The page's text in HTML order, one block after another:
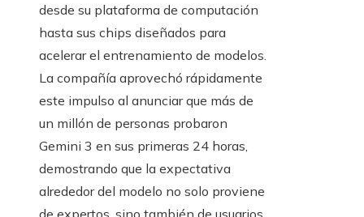
desde su plataforma de computación
hasta sus chips diseñados para
acelerar el entrenamiento de modelos.
La compañía aprovechó rápidamente
este impulso al anunciar que más de
un millón de personas probaron
Gemini 3 en sus primeras 24 horas,
demostrando que la expectativa
alrededor del modelo no solo proviene
de expertos, sino también de usuarios